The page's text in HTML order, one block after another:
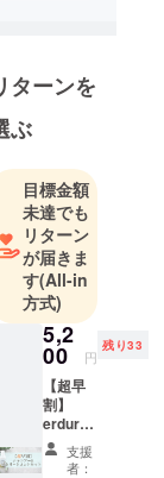
ターンを
ぶ
目標金額
未達でも
リターン
が届きま
す(All-in
方式)
5,2
00 円
残り33
【超早
割】
erdure(
エル
デュー
支援
者：